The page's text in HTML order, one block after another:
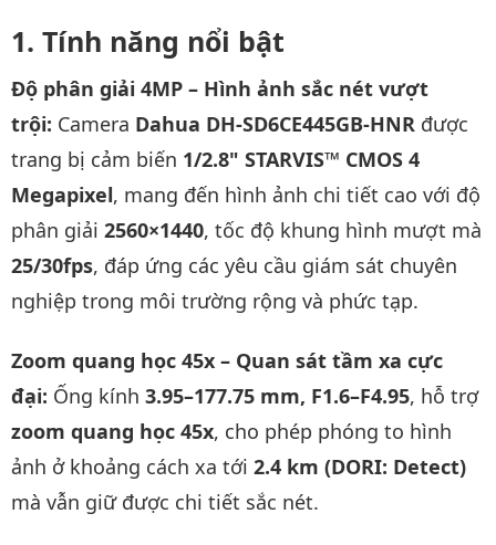
Tính năng nổi bật
Độ phân giải 4MP – Hình ảnh sắc nét vượt
trội: Camera Dahua DH-SD6CE445GB-HNR được
trang bị cảm biến 1/2.8" STARVIS™ CMOS 4
Megapixel, mang đến hình ảnh chi tiết cao với độ
phân giải 2560×1440, tốc độ khung hình mượt mà
25/30fps, đáp ứng các yêu cầu giám sát chuyên
nghiệp trong môi trường rộng và phức tạp.
Zoom quang học 45x – Quan sát tầm xa cực
đại: Ống kính 3.95–177.75 mm, F1.6–F4.95, hỗ trợ
zoom quang học 45x, cho phép phóng to hình
ảnh ở khoảng cách xa tới 2.4 km (DORI: Detect)
mà vẫn giữ được chi tiết sắc nét.